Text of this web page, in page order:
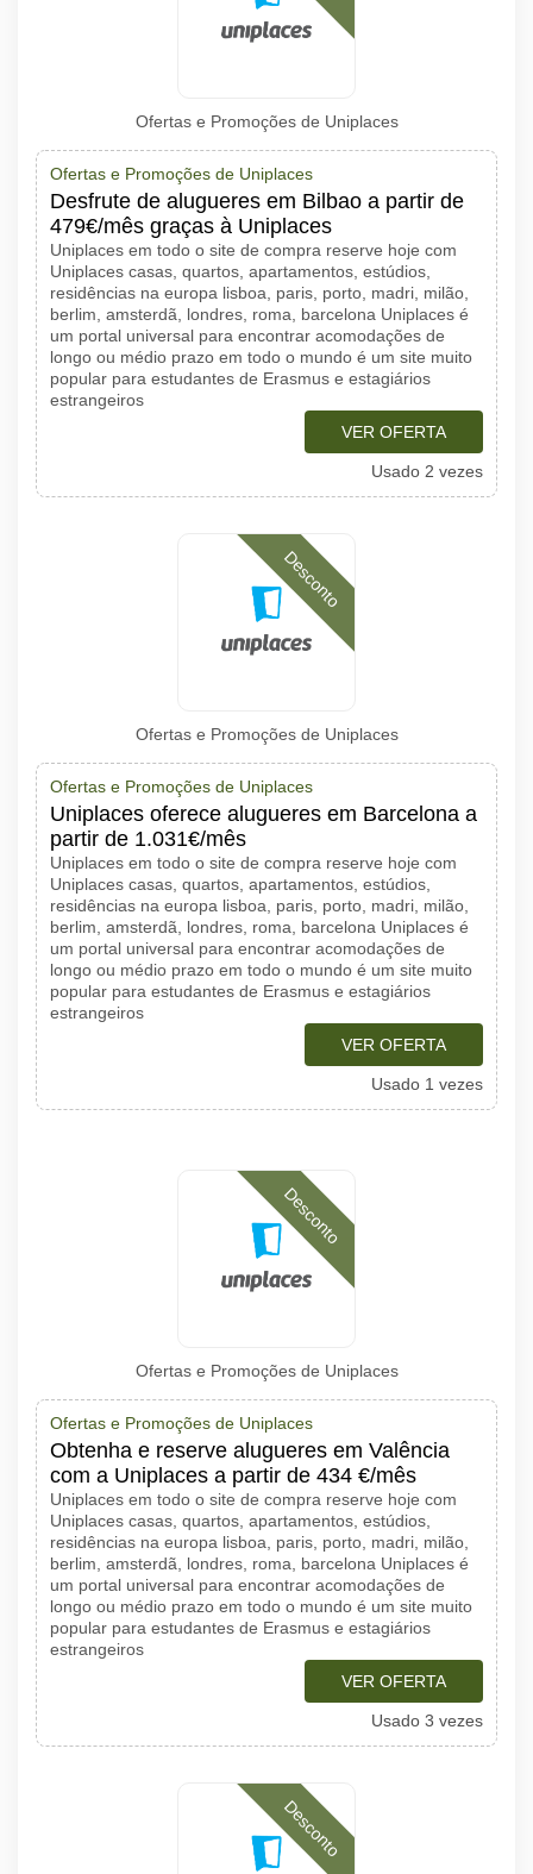
Ofertas e Promoções de Uniplaces
Ofertas e Promoções de Uniplaces
Desfrute de alugueres em Bilbao a partir de
479€/mês graças à Uniplaces
Uniplaces em todo o site de compra reserve hoje com
Uniplaces casas, quartos, apartamentos, estúdios,
residências na europa lisboa, paris, porto, madri, milão,
berlim, amsterdã, londres, roma, barcelona Uniplaces é
um portal universal para encontrar acomodações de
longo ou médio prazo em todo o mundo é um site muito
popular para estudantes de Erasmus e estagiários
estrangeiros
VER OFERTA
Usado 2 vezes
Desconto
Ofertas e Promoções de Uniplaces
Ofertas e Promoções de Uniplaces
Uniplaces oferece alugueres em Barcelona a
partir de 1.031€/mês
Uniplaces em todo o site de compra reserve hoje com
Uniplaces casas, quartos, apartamentos, estúdios,
residências na europa lisboa, paris, porto, madri, milão,
berlim, amsterdã, londres, roma, barcelona Uniplaces é
um portal universal para encontrar acomodações de
longo ou médio prazo em todo o mundo é um site muito
popular para estudantes de Erasmus e estagiários
estrangeiros
VER OFERTA
Usado 1 vezes
Desconto
Ofertas e Promoções de Uniplaces
Ofertas e Promoções de Uniplaces
Obtenha e reserve alugueres em Valência
com a Uniplaces a partir de 434 €/mês
Uniplaces em todo o site de compra reserve hoje com
Uniplaces casas, quartos, apartamentos, estúdios,
residências na europa lisboa, paris, porto, madri, milão,
berlim, amsterdã, londres, roma, barcelona Uniplaces é
um portal universal para encontrar acomodações de
longo ou médio prazo em todo o mundo é um site muito
popular para estudantes de Erasmus e estagiários
estrangeiros
VER OFERTA
Usado 3 vezes
Desconto